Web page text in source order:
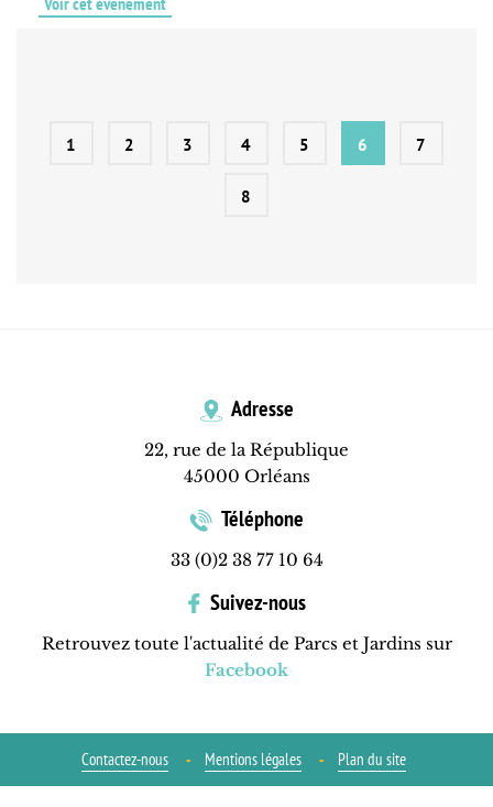
1 2 3 4 5 6 7
8
Adresse
22, rue de la République
45000 Orléans
Téléphone
33 (0)2 38 77 10 64
Suivez-nous
Retrouvez toute l'actualité de Parcs et Jardins sur
Facebook
Contactez-nous Mentions légales Plan du site